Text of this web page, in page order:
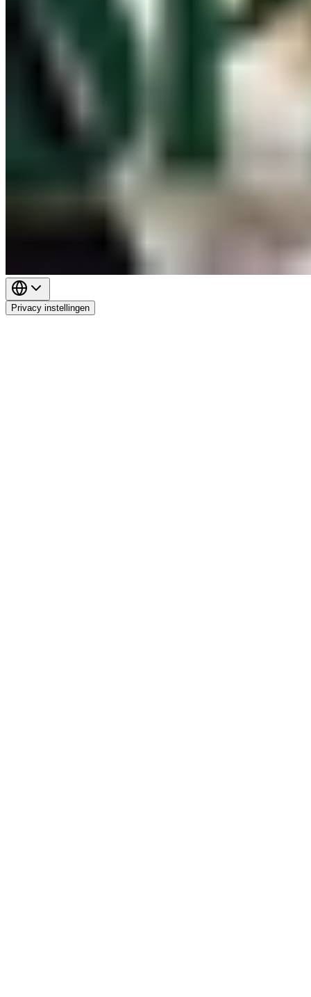
Privacy instellingen